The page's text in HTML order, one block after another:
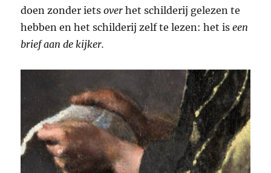
doen zonder ietsover het schilderij gelezen te
hebben en het schilderij zelf te lezen: het iseen
brief aan de kijker.